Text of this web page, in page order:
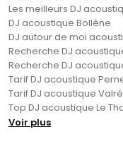
Les meilleurs DJ
DJ acoustique Bollène
DJ autour de moi
Recherche DJ
Recherche DJ
Tarif DJ acoustique
Tarif DJ acoustique
Top DJ acoustique Le
Voir plus